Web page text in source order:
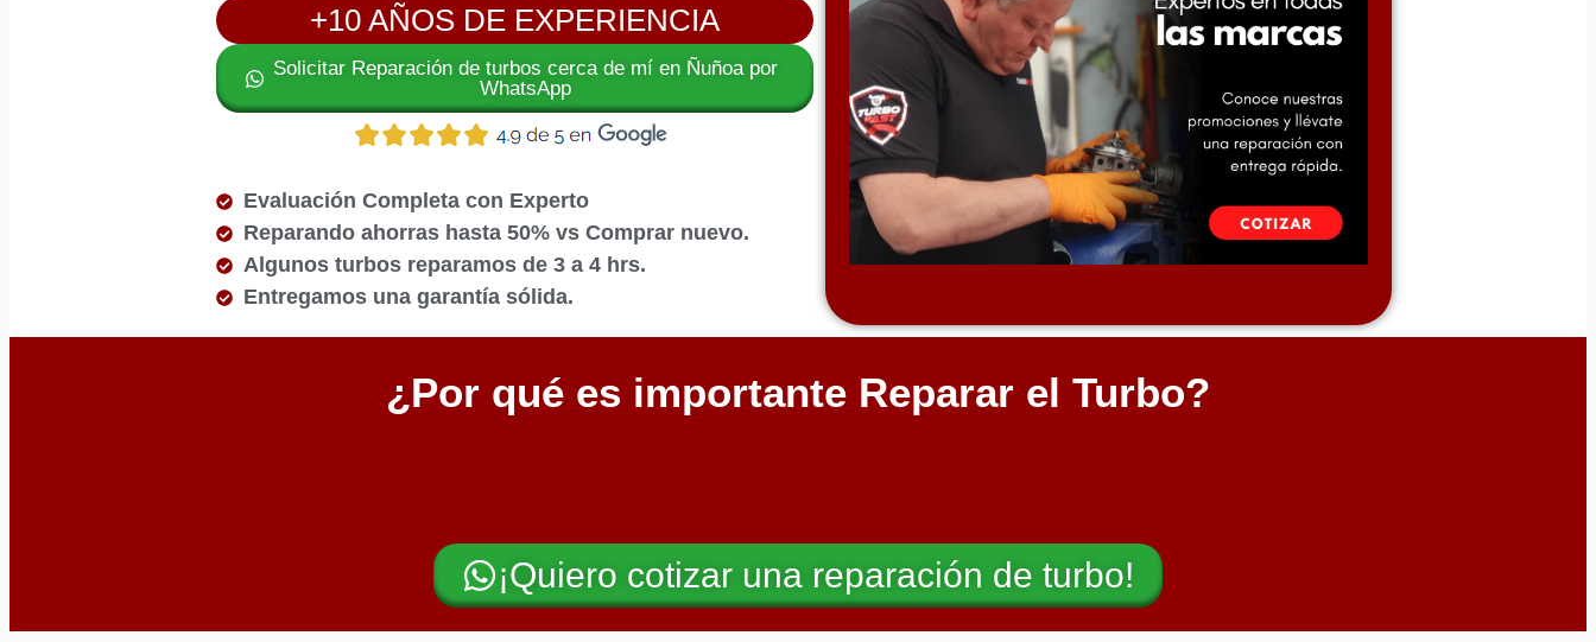
+10 AÑOS DE EXPERIENCIA
Solicitar Reparación de turbos cerca de mí en Ñuñoa por
WhatsApp
Evaluación Completa con Experto
Reparando ahorras hasta 50% vs Comprar nuevo.
Algunos turbos reparamos de 3 a 4 hrs.
Entregamos una garantía sólida.
¿Por qué es importante Reparar el Turbo?
¡Quiero cotizar una reparación de turbo!